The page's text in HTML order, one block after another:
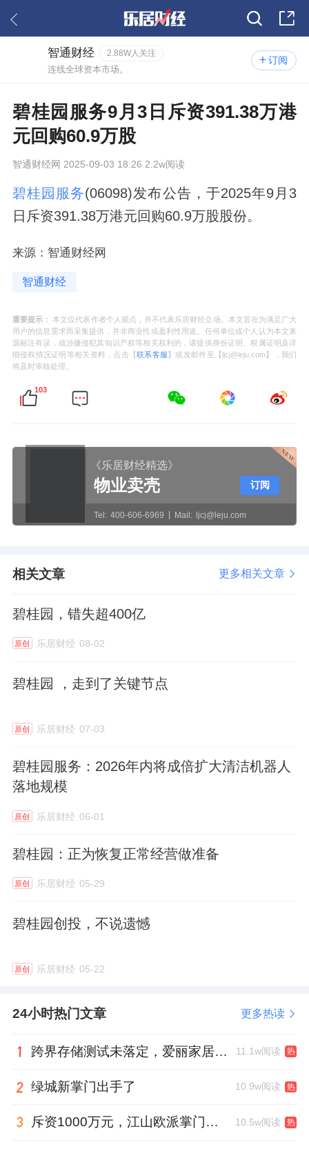
订阅
智通财经 2.88W人关注
连线全球资本市场。
碧桂园服务9月3日斥资391.38万港
元回购60.9万股
智通财经网 2025-09-03 18:26 2.2w阅读
碧桂园服务(06098)发布公告，于2025年9月3
日斥资391.38万港元回购60.9万股股份。
来源：智通财经网
智通财经
重要提示： 本文仅代表作者个人观点，并不代表乐居财经立场。本文旨在为满足广大
用户的信息需求而采集提供，并非商业性或盈利性用途。任何单位或个人认为本文来
源标注有误，或涉嫌侵犯其知识产权等相关权利的，请提供身份证明、权属证明及详
细侵权情况证明等相关资料，点击【联系客服 】或发邮件至【ljcj@leju.com】，我们
将及时审核处理。
103
《乐居财经精选》
物业卖壳
Tel: 400-606-6969 Mail: ljcj@leju.com
订阅
相关文章 更多相关文章
碧桂园，错失超400亿
原创 乐居财经 08-02
碧桂园 ，走到了关键节点
原创 乐居财经 07-03
碧桂园服务：2026年内将成倍扩大清洁机器人
落地规模
原创 乐居财经 06-01
碧桂园：正为恢复正常经营做准备
原创 乐居财经 05-29
碧桂园创投，不说遗憾
原创 乐居财经 05-22
24小时热门文章 更多热读
跨界存储测试未落定，爱丽家居复牌前自揭多重风险 11.1w阅读 热
绿城新掌门出手了 10.9w阅读 热
斥资1000万元，江山欧派掌门人吴水根加码创投基金 10.5w阅读 热